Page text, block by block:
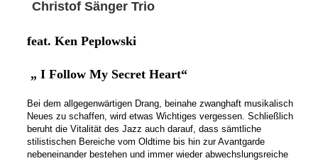
Christof Sänger Trio
feat. Ken Peplowski
„ I Follow My Secret Heart“
Bei dem allgegenwärtigen Drang, beinahe zwanghaft musikalisch
Neues zu schaffen, wird etwas Wichtiges vergessen. Schließlich
beruht die Vitalität des Jazz auch darauf, dass sämtliche
stilistischen Bereiche vom Oldtime bis hin zur Avantgarde
nebeneinander bestehen und immer wieder abwechslungsreiche